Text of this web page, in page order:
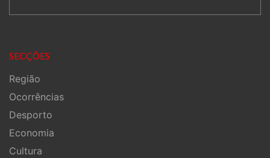
SECÇÕES
Região
Ocorrências
Desporto
Economia
Cultura